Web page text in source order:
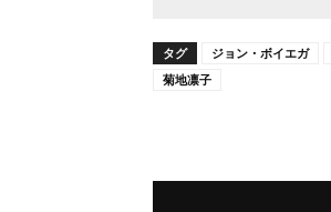
タグ ジョン・ボイエガ
菊地凛子